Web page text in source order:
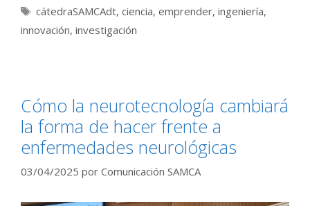
Etiquetas
cátedraSAMCAdt, ciencia, emprender, ingeniería,
innovación, investigación
Cómo la neurotecnología cambiará
la forma de hacer frente a
enfermedades neurológicas
03/04/2025 por Comunicación SAMCA